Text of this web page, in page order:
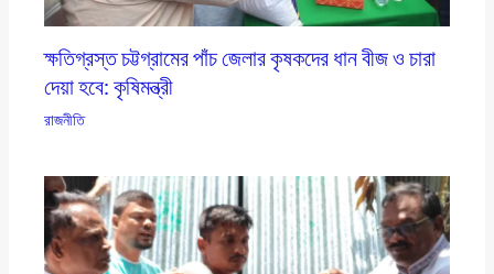
ক্ষতিগ্রস্ত চট্টগ্রামের পাঁচ জেলার কৃষকদের ধান বীজ ও চারা
দেয়া হবে: কৃষিমন্ত্রী
রাজনীতি